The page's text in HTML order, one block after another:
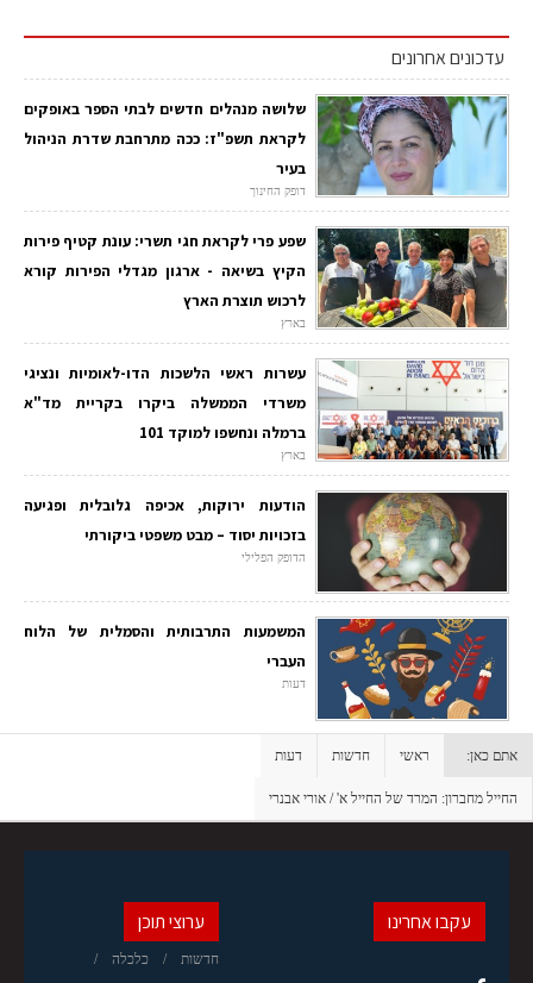
עדכונים אחרונים
שלושה מנהלים חדשים לבתי הספר באופקים
לקראת תשפ"ז: ככה מתרחבת שדרת הניהול
בעיר
דופק החינוך
שפע פרי לקראת חגי תשרי: עונת קטיף פירות
הקיץ בשיאה - ארגון מגדלי הפירות קורא
לרכוש תוצרת הארץ
בארץ
עשרות ראשי הלשכות הדו-לאומיות ונציגי
משרדי הממשלה ביקרו בקריית מד"א
ברמלה ונחשפו למוקד 101
בארץ
הודעות ירוקות, אכיפה גלובלית ופגיעה
בזכויות יסוד – מבט משפטי ביקורתי
הדופק הפלילי
המשמעות התרבותית והסמלית של הלוח
העברי
דעות
אתם כאן: ראשי חדשות דעות
החייל מחברון: המרד של החייל א' / אורי אבנרי
ערוצי תוכן
חדשות כלכלה
עקבו אחרינו